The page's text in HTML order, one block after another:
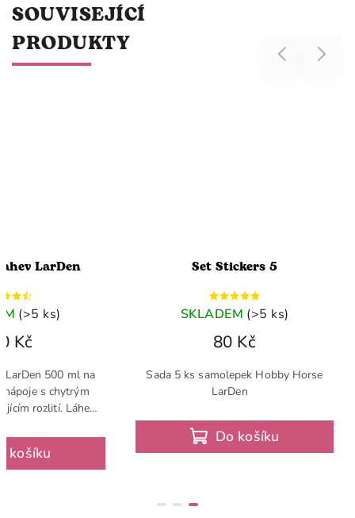
SOUVISEJÍCÍ
PRODUKTY
Previous
LarDen
(>5 ks)
Kč
košíku
LarDen 500 ml na
s chytrým
rozlití. Láhev
poutkem pro
Set Stickers 5
SKLADEM (>5 ks)
80 Kč
Do košíku
Sada 5 ks samolepek Hobby Horse
LarDen
Next